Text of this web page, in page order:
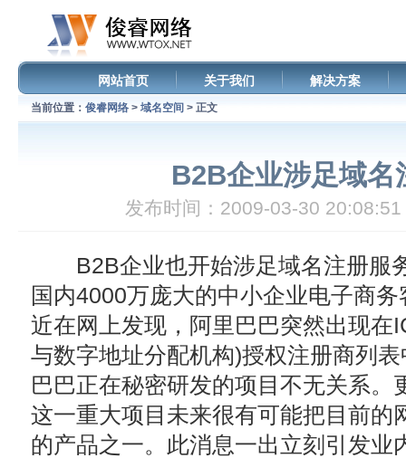
网站首页 关于我们 解决方案
当前位置： 俊睿网络 > 域名空间 > 正文
B2B企业涉足域名
发布时间：2009-03-30
B2B企业也开始涉足域名注册服
国内4000万庞大的中小企业电子商
近在网上发现，阿里巴巴突然出现在
与数字地址分配机构)授权注册商列
巴巴正在秘密研发的项目不无关系。
这一重大项目未来很有可能把目前的
的产品之一。此消息一出立刻引发业